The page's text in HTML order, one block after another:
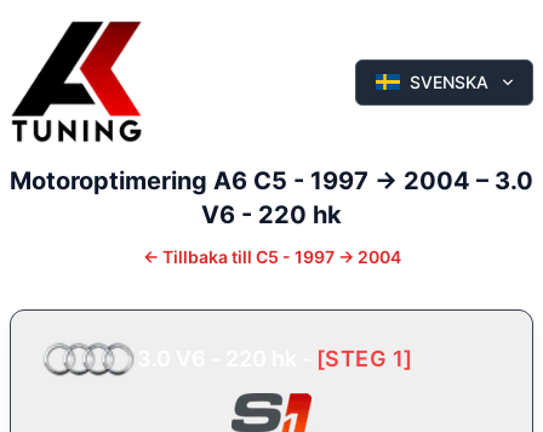
SVENSKA
Motoroptimering A6 C5 - 1997 -> 2004 – 3.0
V6 - 220 hk
← Tillbaka till C5 - 1997 -> 2004
[STEG 1]